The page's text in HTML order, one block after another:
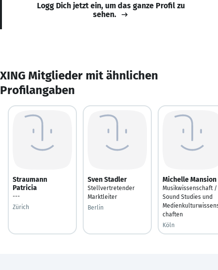
Logg Dich jetzt ein, um das ganze Profil zu
sehen.
XING Mitglieder mit ähnlichen
Profilangaben
Straumann
Patricia
---
Zürich
Sven Stadler
Stellvertretender
Marktleiter
Berlin
Michelle Mansion
Musikwissenschaft /
Sound Studies und
chaften
Köln